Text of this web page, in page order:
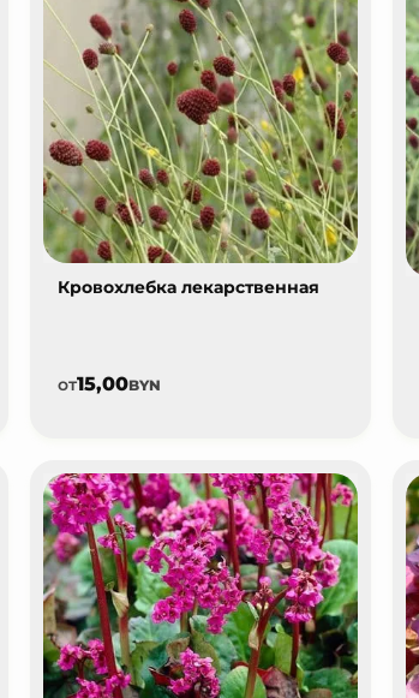
Кровохлебка лекарственная
от15,00BYN